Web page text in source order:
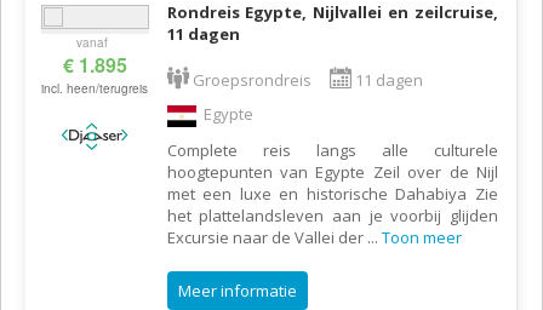
vanaf
€ 1.895
incl. heen/terugreis
Rondreis Egypte, Nijlvallei en zeilcruise,
11 dagen
Groepsrondreis
11 dagen
Egypte
Complete reis langs alle culturele
hoogtepunten van Egypte Zeil over de Nijl
met een luxe en historische Dahabiya Zie
het plattelandsleven aan je voorbij glijden
Excursie naar de Vallei der ... Toon meer
Meer informatie